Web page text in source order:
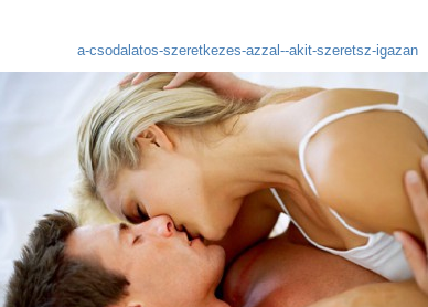
a-csodalatos-szeretkezes-azzal--akit-szeretsz-igazan